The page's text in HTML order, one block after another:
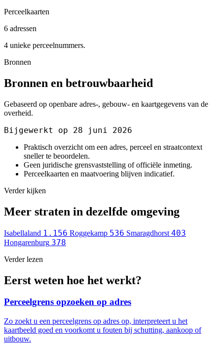
Perceelkaarten
6 adressen
4 unieke perceelnummers.
Bronnen
Bronnen en betrouwbaarheid
Gebaseerd op openbare adres-, gebouw- en kaartgegevens van de
overheid.
Bijgewerkt op 28 juni 2026
Praktisch overzicht om een adres, perceel en straatcontext
sneller te beoordelen.
Geen juridische grensvaststelling of officiële inmeting.
Perceelkaarten en maatvoering blijven indicatief.
Verder kijken
Meer straten in dezelfde omgeving
Isabellaland 1.156 Roggekamp 536 Smaragdhorst 403
Hongarenburg 378
Verder lezen
Eerst weten hoe het werkt?
Perceelgrens opzoeken op adres
Zo zoekt u een perceelgrens op adres op, interpreteert u het
kaartbeeld goed en voorkomt u fouten bij schutting, aankoop of
uitbouw.